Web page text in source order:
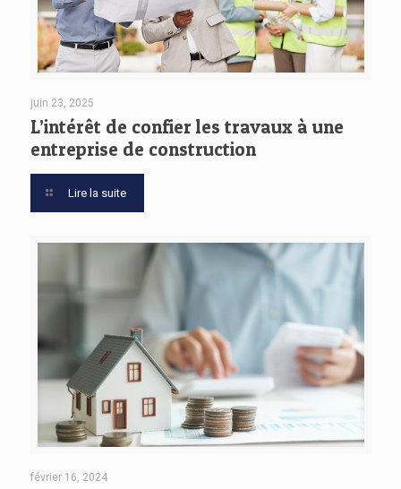
juin 23, 2025
L’intérêt de confier les travaux à une
entreprise de construction
Lire la suite
février 16, 2024